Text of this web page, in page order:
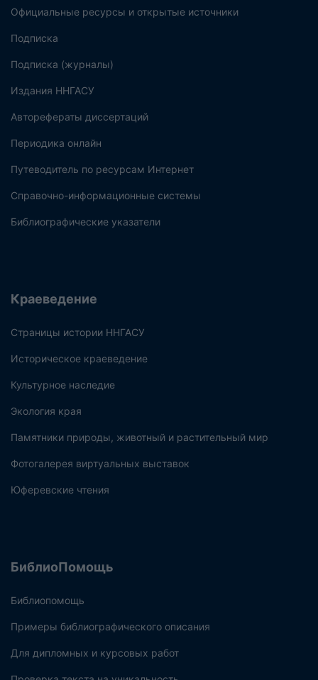
Официальные ресурсы и открытые источники
Подписка
Подписка (журналы)
Издания ННГАСУ
Авторефераты диссертаций
Периодика онлайн
Путеводитель по ресурсам Интернет
Справочно-информационные системы
Библиографические указатели
Краеведение
Страницы истории ННГАСУ
Историческое краеведение
Культурное наследие
Экология края
Памятники природы, животный и растительный мир
Фотогалерея виртуальных выставок
Юферевские чтения
БиблиоПомощь
Библиопомощь
Примеры библиографического описания
Для дипломных и курсовых работ